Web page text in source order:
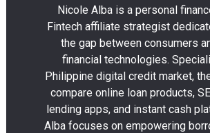
Nicole Alba is a personal
Fintech affiliate strategist
the gap between consumers
financial technologies.
Philippine digital credit market,
compare online loan products,
lending apps, and instant cash
Alba focuses on empowering